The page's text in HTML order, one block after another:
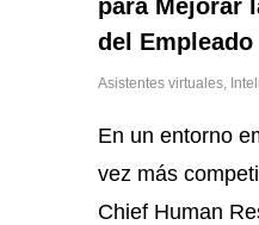
para Mejorar
del Empleado
Asistentes virtuales,
En un entorno
vez más
Chief Human